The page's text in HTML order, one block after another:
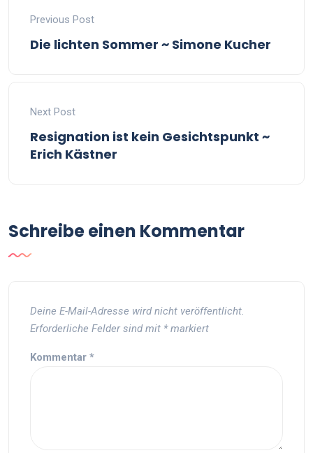
Previous Post
Die lichten Sommer ~ Simone Kucher
Next Post
Resignation ist kein Gesichtspunkt ~
Erich Kästner
Schreibe einen Kommentar
Deine E-Mail-Adresse wird nicht veröffentlicht.
Erforderliche Felder sind mit *markiert
Kommentar *